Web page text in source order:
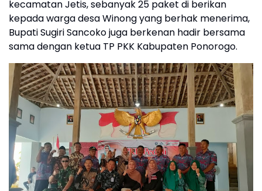
kecamatan Jetis, sebanyak 25 paket di berikan
kepada warga desa Winong yang berhak menerima,
Bupati Sugiri Sancoko juga berkenan hadir bersama
sama dengan ketua TP PKK Kabupaten Ponorogo.